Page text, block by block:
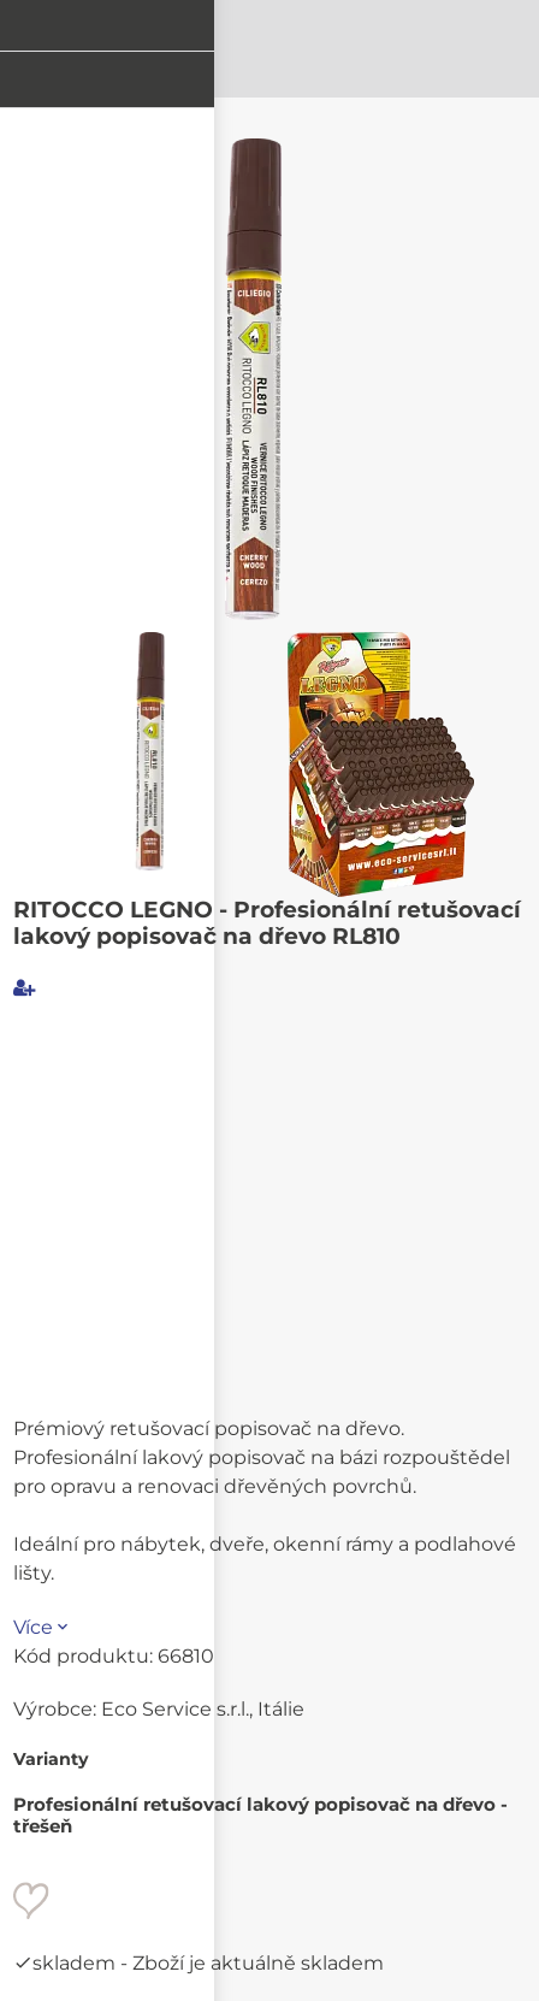
RITOCCO LEGNO - Profesionální retušovací
lakový popisovač na dřevo RL810
Poslat známému
Prémiový retušovací popisovač na dřevo.
Profesionální lakový popisovač na bázi rozpouštědel
pro opravu a renovaci dřevěných povrchů.
Ideální pro nábytek, dveře, okenní rámy a podlahové
lišty.
Více
Kód produktu: 66810
Výrobce: Eco Service s.r.l., Itálie
Varianty
Profesionální retušovací lakový popisovač na dřevo -
třešeň
skladem - Zboží je aktuálně skladem